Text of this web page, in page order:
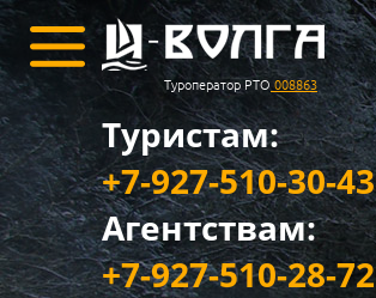
Туроператор РТО 008863
Туристам:
+7-927-510-30-43
Агентствам:
+7-927-510-28-72